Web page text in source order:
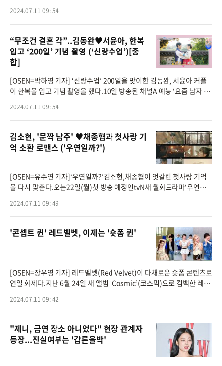
데뷔한 양예나는 202
2024.07.11 09: 54
“무조건 결혼 각”..김동완♥서윤아, 한복
입고 ‘200일’ 기념 촬영 (‘신랑수업’)[종
합]
[OSEN=박하영 기자] ‘신랑수업’ 200일을 맞이한 김동완, 서윤아 커플
이 한복을 입고 기념 촬영을 했다.10일 방송된 채널A 예능 ‘요즘 남자 라
2024.07.11 09: 54
김소현, '문짝 남주' ♥채종협과 첫사랑 기
억 소환 로맨스 ('우연일까?')
[OSEN=유수연 기자]‘우연일까?’김소현,채종협이 엇갈린 첫사랑 기억
을 다시 맞춘다.오는22일(월)첫 방송 예정인tvN새 월화드라마‘우연일
2024.07.11 09: 49
'콘셉트 퀸' 레드벨벳, 이제는 '숏폼 퀸'
[OSEN=장우영 기자] 레드벨벳(Red Velvet)이 다채로운 숏폼 콘텐츠로
연일 화제다.지난 6월 24일 새 앨범 ‘Cosmic’(코스믹)으로 컴백한 레드
곡 포
2024.07.11 09: 42
"제니, 금연 장소 아니었다" 현장 관계자
등장...진실여부는 '갑론을박'